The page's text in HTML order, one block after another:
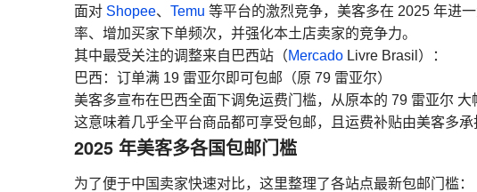
面对 Shopee、 Temu 等平台的激烈竞争，美客多在 2025 年进
率、增加买家下单频次，并强化本土店卖家的竞争力。
其中最受关注的调整来自巴西站（Mercado Livre Brasil）：
巴西：订单满 19 雷亚尔即可包邮（原 79 雷亚尔）
美客多宣布在巴西全面下调免运费门槛，从原本的 79 雷亚尔 大
这意味着几乎全平台商品都可享受包邮，且运费补贴由美客多
2025 年美客多各国包邮门槛
为了便于中国卖家快速对比，这里整理了各站点最新包邮门槛：